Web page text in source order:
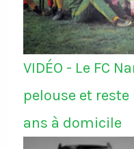
VIDÉO - Le FC
pelouse et
ans à domicile